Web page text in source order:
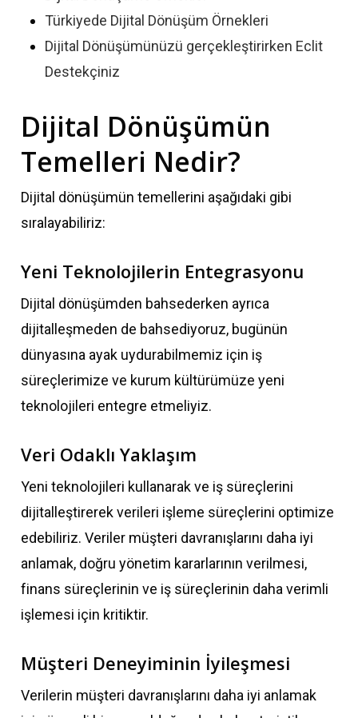
Türkiyede Dijital Dönüşüm Örnekleri
Dijital Dönüşümünüzü gerçekleştirirken Eclit
Destekçiniz
Dijital Dönüşümün
Temelleri Nedir?
Dijital dönüşümün temellerini aşağıdaki gibi
sıralayabiliriz:
Yeni Teknolojilerin Entegrasyonu
Dijital dönüşümden bahsederken ayrıca
dijitalleşmeden de bahsediyoruz, bugünün
dünyasına ayak uydurabilmemiz için iş
süreçlerimize ve kurum kültürümüze yeni
teknolojileri entegre etmeliyiz.
Veri Odaklı Yaklaşım
Yeni teknolojileri kullanarak ve iş süreçlerini
dijitalleştirerek verileri işleme süreçlerini optimize
edebiliriz. Veriler müşteri davranışlarını daha iyi
anlamak, doğru yönetim kararlarının verilmesi,
finans süreçlerinin ve iş süreçlerinin daha verimli
işlemesi için kritiktir.
Müşteri Deneyiminin İyileşmesi
Verilerin müşteri davranışlarını daha iyi anlamak